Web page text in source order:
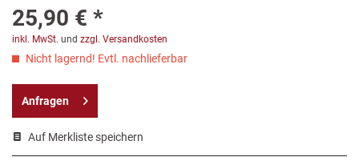
25,90 € *
inkl. MwSt. und zzgl. Versandkosten
Nicht lagernd! Evtl. nachlieferbar
Anfragen
Auf Merkliste speichern